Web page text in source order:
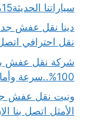
سياراتنا الحديثة15%خصم فوري..اتصل بنا
نقل احترافي اتصل
100%..سرعة وأمان اتصل بنا الان
الأمثل اتصل بنا